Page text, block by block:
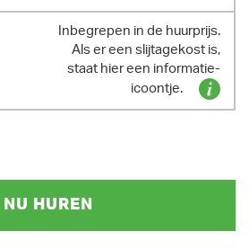
Inbegrepen in de huurprijs.
Als er een slijtagekost is,
staat hier een informatie-
icoontje.
NU HUREN